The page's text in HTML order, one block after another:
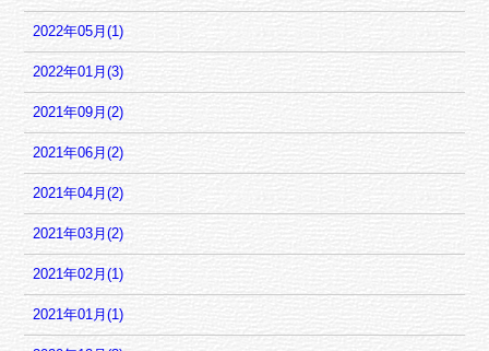
2022年05月(1)
2022年01月(3)
2021年09月(2)
2021年06月(2)
2021年04月(2)
2021年03月(2)
2021年02月(1)
2021年01月(1)